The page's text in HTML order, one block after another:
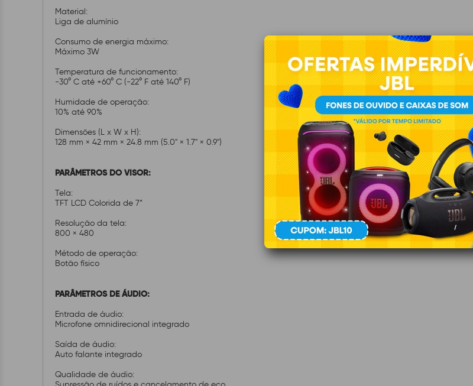
Material:
Liga de alumínio
Consumo de energia máximo:
Máximo 3W
Temperatura de funcionamento:
-30° C até +60° C (-22° F até 140° F)
Humidade de operação:
10% até 90%
Dimensões (L x W x H):
128 mm × 42 mm × 24.8 mm (5.0" × 1.7" × 0.9")
PARÂMETROS DO VISOR:
Tela:
TFT LCD Colorida de 7”
Resolução da tela:
800 × 480
Método de operação:
Botão físico
PARÂMETROS DE ÁUDIO:
Entrada de áudio:
Microfone omnidirecional integrado
Saída de áudio:
Auto falante integrado
Qualidade de áudio: